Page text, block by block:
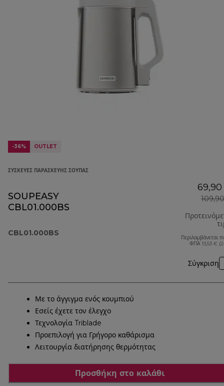
-36% OUTLET
ΣΥΣΚΕΥΈΣ ΠΑΡΑΣΚΕΥΉΣ ΣΟΎΠΑΣ
SOUPEASY
CBL01.000BS
CBL01.000BS
Περιλαμβάνεται
ΦΠΑ 13,53 €
Σύγκριση
Με το άγγιγμα ενός κουμπιού
Εσείς έχετε τον έλεγχο
Τεχνολογία Triblade
Προεπιλογή για Γρήγορο καθάρισμα
Λειτουργία διατήρησης θερμότητας
Προσθήκη στο καλάθι